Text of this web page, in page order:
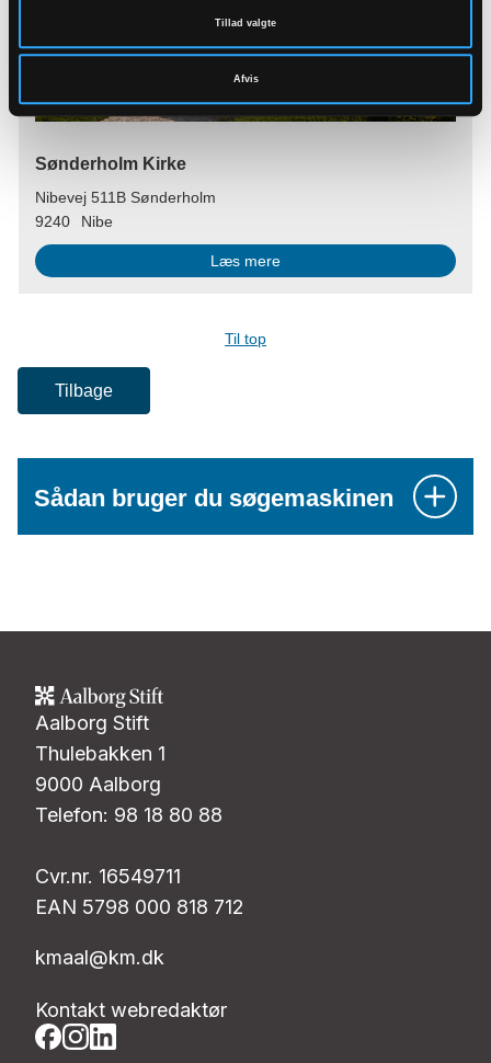
Tillad valgte
Afvis
Sønderholm Kirke
Nibevej 511B Sønderholm
9240
Nibe
Læs mere
Til top
Tilbage
Sådan bruger du søgemaskinen
Aalborg Stift
Thulebakken 1
9000 Aalborg
Telefon: 98 18 80 88
Cvr.nr. 16549711
EAN 5798 000 818 712
kmaal@km.dk
Kontakt webredaktør